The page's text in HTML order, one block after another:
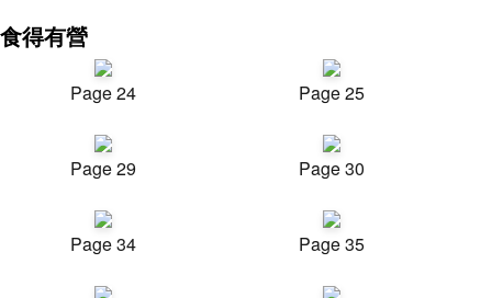
食得有營
Page 24 Page 25
Page 29 Page 30
Page 34 Page 35